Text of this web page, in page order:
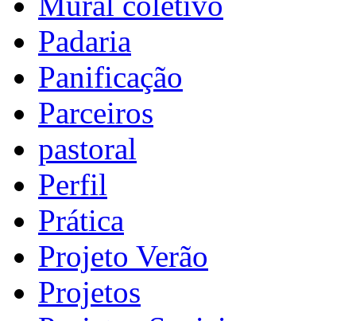
Padaria
Panificação
Parceiros
pastoral
Perfil
Prática
Projeto Verão
Projetos